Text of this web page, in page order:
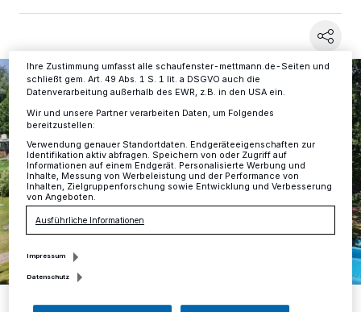
Ihre Zustimmung umfasst alle schaufenster-mettmann.de-Seiten und
schließt gem. Art. 49 Abs. 1 S. 1 lit. a DSGVO auch die
Datenverarbeitung außerhalb des EWR, z.B. in den USA ein.
Wir und unsere Partner verarbeiten Daten, um Folgendes
bereitzustellen:
Verwendung genauer Standortdaten. Endgeräteeigenschaften zur
Identifikation aktiv abfragen. Speichern von oder Zugriff auf
Informationen auf einem Endgerät. Personalisierte Werbung und
Inhalte, Messung von Werbeleistung und der Performance von
Inhalten, Zielgruppenforschung sowie Entwicklung und Verbesserung
von Angeboten.
Ausführliche Informationen
Impressum
Datenschutz